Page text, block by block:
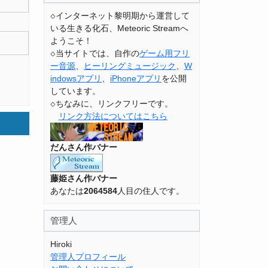
インターネット黎明期から運営して
いる生きる化石、Meteoric Streamへ
ようこそ！
当サイトでは、自作のゲーム用フリ
ー音源
ヒーリングミュージック
W
indowsアプリ
iPhoneアプリ を公開
しています。
ちなみに、リンクフリーです。
リンク方法についてはこちら
だんさん作バナー
藤姫さん作バナー
あなたは2064584人目の住人です。
管理人
Hiroki
管理人プロフィール